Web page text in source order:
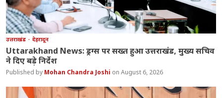
उत्तराखंड देहरादून
Uttarakhand News: ड्रग्स पर सख्त हुआ उत्तराखंड, मुख्य सचिव
ने दिए बड़े निर्देश
Mohan Chandra Joshi August 6, 2026